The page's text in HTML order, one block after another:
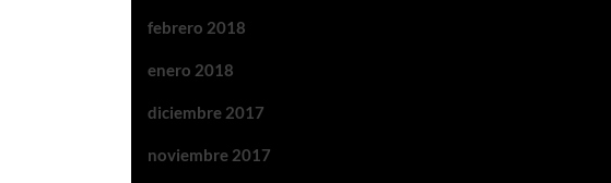
febrero 2018
enero 2018
diciembre 2017
noviembre 2017